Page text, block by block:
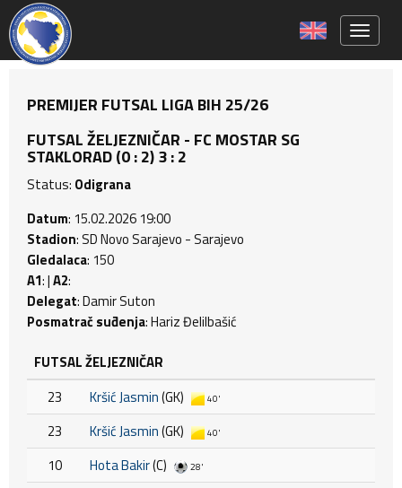
PREMIJER FUTSAL LIGA BIH 25/26
FUTSAL ŽELJEZNIČAR - FC MOSTAR SG
STAKLORAD (0 : 2) 3 : 2
Status: Odigrana
Datum: 15.02.2026 19:00
Stadion: SD Novo Sarajevo - Sarajevo
Gledalaca: 150
A1: |A2:
Delegat: Damir Suton
Posmatrač suđenja: Hariz Đelilbašić
FUTSAL ŽELJEZNIČAR
23
Kršić Jasmin(GK) 40'
23 Kršić Jasmin(GK) 40'
10 Hota Bakir(C) 28'